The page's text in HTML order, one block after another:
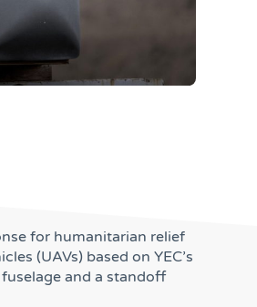
for humanitarian relief
(UAVs) based on YEC’s
and a standoff